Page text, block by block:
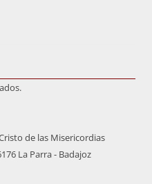
de las Misericordias
La Parra - Badajoz